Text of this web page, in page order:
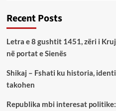
Recent Posts
Letra e 8 gushtit 1451, zëri i
në portat e Sienës
Shikaj – Fshati ku historia,
takohen
Republika mbi interesat